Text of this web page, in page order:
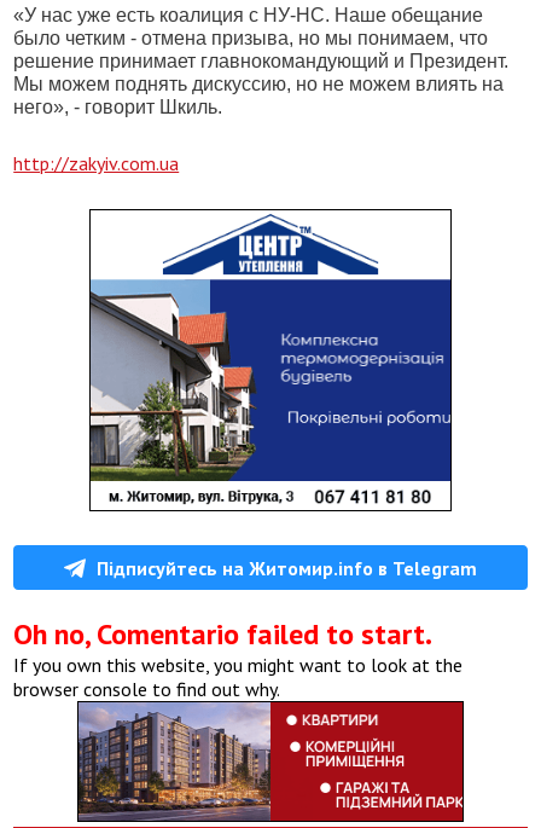
«У нас уже есть коалиция с НУ-НС. Наше обещание
было четким - отмена призыва, но мы понимаем, что
решение принимает главнокомандующий и Президент.
Мы можем поднять дискуссию, но не можем влиять на
него», - говорит Шкиль.
http://zakyiv.com.ua
Підписуйтесь на Житомир.info в Telegram
Oh no, Comentario failed to start.
If you own this website, you might want to look at the
browser console to find out why.